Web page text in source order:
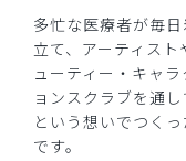
多忙な医療者が毎
立て、アーティス
ューティー・キャ
ョンスクラブを通
という想いでつく
です。